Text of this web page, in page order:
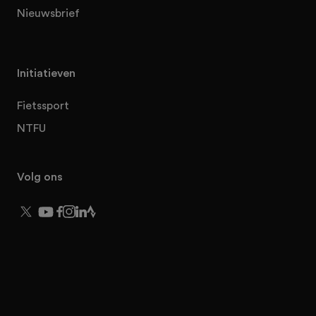
Nieuwsbrief
Initiatieven
Fietssport
NTFU
Volg ons